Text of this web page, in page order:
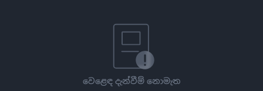
වෙළෙඳ දැන්වීම් නොමැත